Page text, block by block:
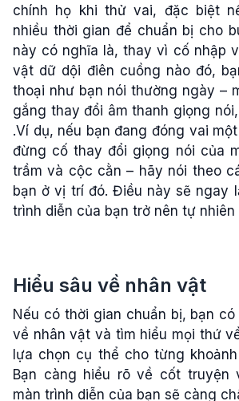
chính họ khi thử vai, đặc biệt
nhiều thời gian để chuẩn bị cho
này có nghĩa là, thay vì cố nhập
vật dữ dội điên cuồng nào đó,
thoại như bạn nói thường ngày –
gắng thay đổi âm thanh giọng
.Ví dụ, nếu bạn đang đóng vai
đừng cố thay đổi giọng nói của
trầm và cộc cằn – hãy nói theo
bạn ở vị trí đó. Điều này sẽ ngay
trình diễn của bạn trở nên tự nhiên
Hiểu sâu về nhân vật
Nếu có thời gian chuẩn bị, bạn
về nhân vật và tìm hiểu mọi thứ
lựa chọn cụ thể cho từng
Bạn càng hiểu rõ về cốt truyện
màn trình diễn của bạn sẽ càng